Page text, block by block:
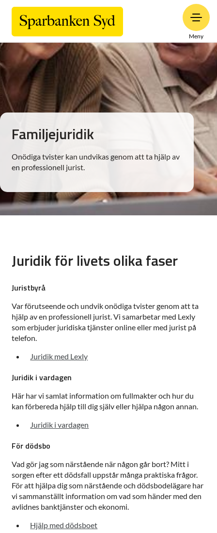
Meny
Familjejuridik
Onödiga tvister kan undvikas genom att ta hjälp av
en professionell jurist.
Juridik för livets olika faser
Juristbyrå
Var förutseende och undvik onödiga tvister genom att ta
hjälp av en professionell jurist. Vi samarbetar med Lexly
som erbjuder juridiska tjänster online eller med jurist på
telefon.
Juridik med Lexly
Juridik i vardagen
Här har vi samlat information om fullmakter och hur du
kan förbereda hjälp till dig själv eller hjälpa någon annan.
Juridik i vardagen
För dödsbo
Vad gör jag som närstående när någon går bort? Mitt i
sorgen efter ett dödsfall uppstår många praktiska frågor.
För att hjälpa dig som närstående och dödsbodelägare har
vi sammanställt information om vad som händer med den
avlidnes banktjänster och ekonomi.
Hjälp med dödsboet